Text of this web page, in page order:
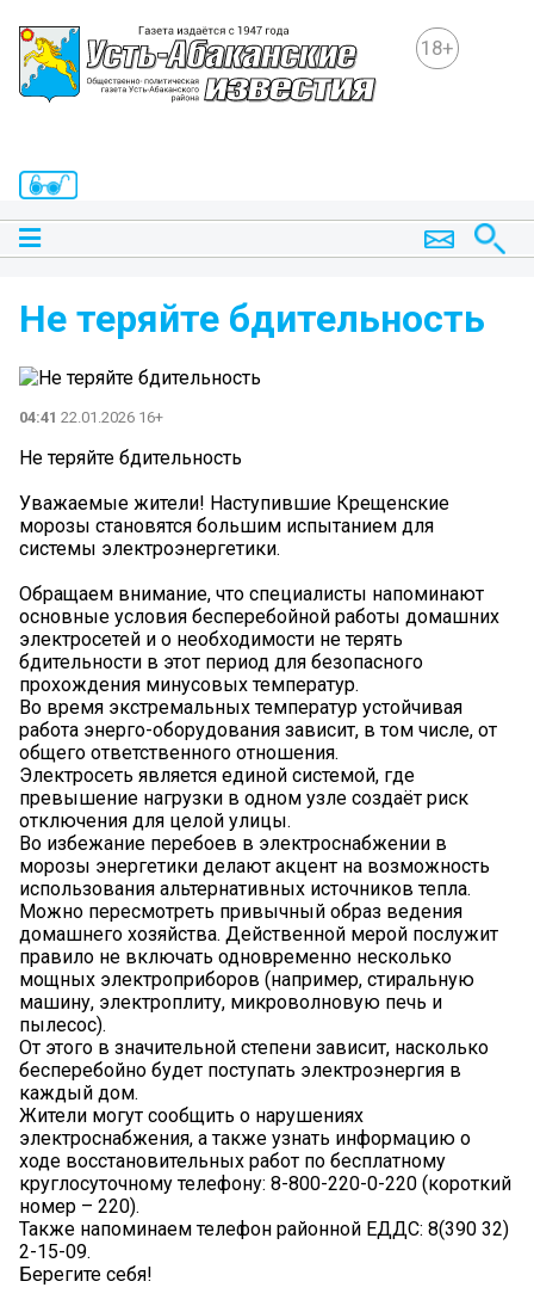
18+
Не теряйте бдительность
04:41 22.01.2026 16+
Не теряйте бдительность
Уважаемые жители! Наступившие Крещенские
морозы становятся большим испытанием для
системы электроэнергетики.
Обращаем внимание, что специалисты напоминают
основные условия бесперебойной работы домашних
электросетей и о необходимости не терять
бдительности в этот период для безопасного
прохождения минусовых температур.
Во время экстремальных температур устойчивая
работа энерго-оборудования зависит, в том числе, от
общего ответственного отношения.
Электросеть является единой системой, где
превышение нагрузки в одном узле создаёт риск
отключения для целой улицы.
Во избежание перебоев в электроснабжении в
морозы энергетики делают акцент на возможность
использования альтернативных источников тепла.
Можно пересмотреть привычный образ ведения
домашнего хозяйства. Действенной мерой послужит
правило не включать одновременно несколько
мощных электроприборов (например, стиральную
машину, электроплиту, микроволновую печь и
пылесос).
От этого в значительной степени зависит, насколько
бесперебойно будет поступать электроэнергия в
каждый дом.
Жители могут сообщить о нарушениях
электроснабжения, а также узнать информацию о
ходе восстановительных работ по бесплатному
круглосуточному телефону: 8-800-220-0-220 (короткий
номер – 220).
Также напоминаем телефон районной ЕДДС: 8(390 32)
2-15-09.
Берегите себя!